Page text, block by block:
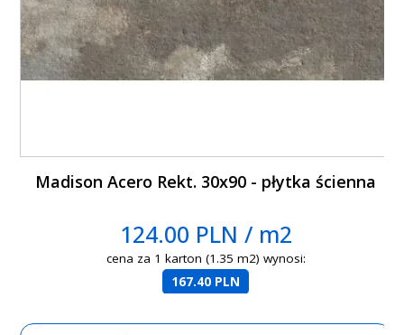
Madison Acero Rekt. 30x90 - płytka ścienna
124.00 PLN / m2
cena za 1 karton (1.35 m2) wynosi:
167.40 PLN